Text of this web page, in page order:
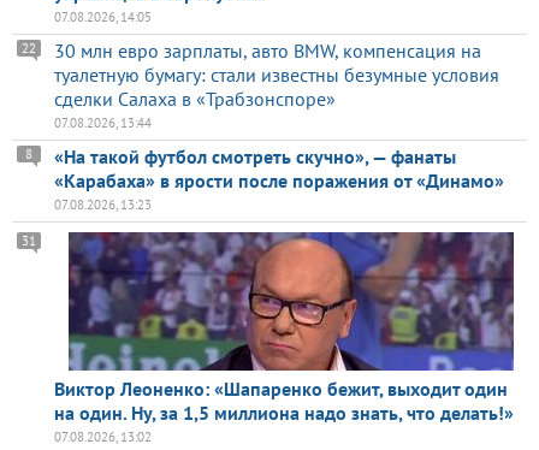
07.08.2026, 14:05
30 млн евро зарплаты, авто BMW, компенсация на
туалетную бумагу: стали известны безумные условия
сделки Салаха в «Трабзонспоре»
22
07.08.2026, 13:44
«На такой футбол смотреть скучно», — фанаты
«Карабаха» в ярости после поражения от «Динамо»
8
07.08.2026, 13:23
Виктор Леоненко: «Шапаренко бежит, выходит один
на один. Ну, за 1,5 миллиона надо знать, что делать!»
31
07.08.2026, 13:02